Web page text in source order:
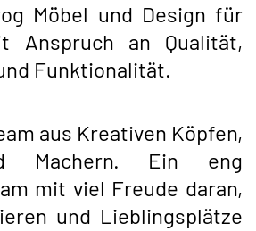
Möbel und Design für
Anspruch an Qualität,
Funktionalität.
aus Kreativen Köpfen,
Machern. Ein eng
mit viel Freude daran,
und Lieblingsplätze